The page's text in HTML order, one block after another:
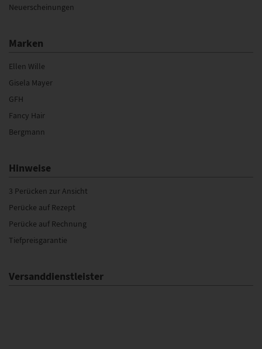
Neuerscheinungen
Marken
Ellen Wille
Gisela Mayer
GFH
Fancy Hair
Bergmann
Hinweise
3 Perücken zur Ansicht
Perücke auf Rezept
Perücke auf Rechnung
Tiefpreisgarantie
Versanddienstleister